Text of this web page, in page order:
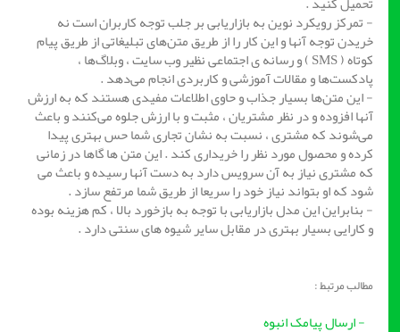
- تمرکز رویکرد نوین به بازاریابی بر جلب توجه کاربران است نه
خریدن توجه آنها و این کار را از طریق متن‌های تبلیغاتی از طریق پیام
کوتاه ( SMS ) و رسانه‌ ی اجتماعی نظیر وب سایت ، وبلاگ‌ها ،
پادکست‌ها و مقالات آموزشی و کاربردی انجام می‌دهد .
- این متن‌ها بسیار جذاب و حاوی اطلاعات مفیدی هستند که به ارزش
آنها افزوده و در نظر مشتریان ، مثبت و با ارزش جلوه می‌کنند و باعث
می‌شوند که مشتری ، نسبت به نشان تجاری شما حس بهتری پیدا
کرده و محصول مورد نظر را خریداری کند . این متن ها گاها در زمانی
که مشتری نیاز به آن سرویس دارد به دست آنها رسیده و باعث می
شود که او بتواند نیاز خود را سریعا از طریق شما مرتفع سازد .
- بنابراین این مدل بازاریابی با توجه به بازخورد بالا ، کم هزینه‌ بوده
و کارایی بسیار بهتری در مقابل سایر شیوه های سنتی دارد .
مطالب مرتبط :
- ارسال پیامک انبوه